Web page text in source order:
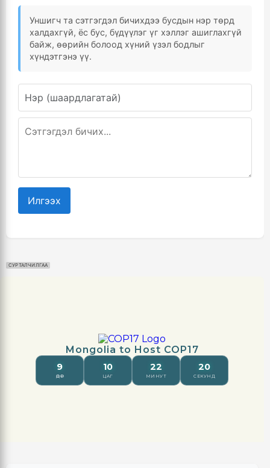
Уншигч та сэтгэгдэл бичихдээ бусдын нэр төрд
халдахгүй, ёс бус, бүдүүлэг үг хэллэг ашиглахгүй
байж, өөрийн болоод хүний үзэл бодлыг
хүндэтгэнэ үү.
Илгээх
СУРТАЛЧИЛГАА